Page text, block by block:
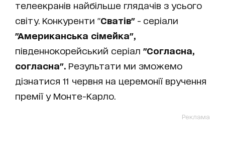
телеекранів найбільше глядачів з усього
світу. Конкуренти "Сватів" - серіали
"Американська сімейка",
південнокорейський серіал "Согласна,
согласна". Результати ми зможемо
дізнатися 11 червня на церемонії вручення
премії у Монте-Карло.
Реклама